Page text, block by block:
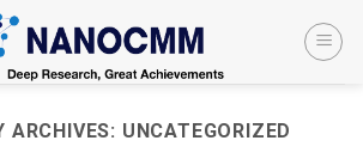
ARCHIVES: UNCATEGORIZED